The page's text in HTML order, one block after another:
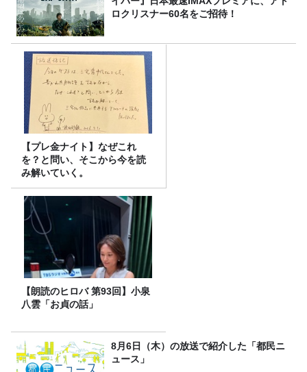
ロクリスナー60名をご招待！
【プレ金ナイト】なぜこれ
を？と問い、そこから今を読
み解いていく。
【朗読のヒロバ 第93回】小泉
八雲「お貞の話」
8月6日（木）の放送で紹介した「都民ニ
ュース」